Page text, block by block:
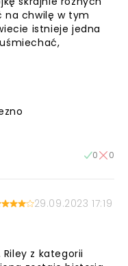
na chwilę w tym
istnieje jedna
0 0
29.09.2023 17:19
z kategorii